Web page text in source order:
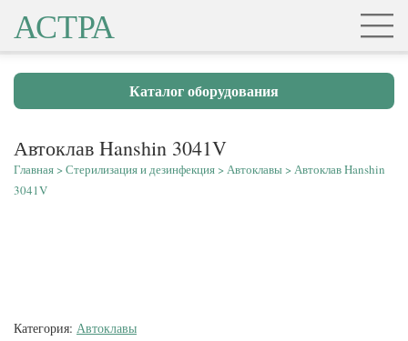
АСТРА
Каталог оборудования
Автоклав Hanshin 3041V
Главная>Стерилизация и дезинфекция>Автоклавы>Автоклав Hanshin
3041V
Категория: Автоклавы